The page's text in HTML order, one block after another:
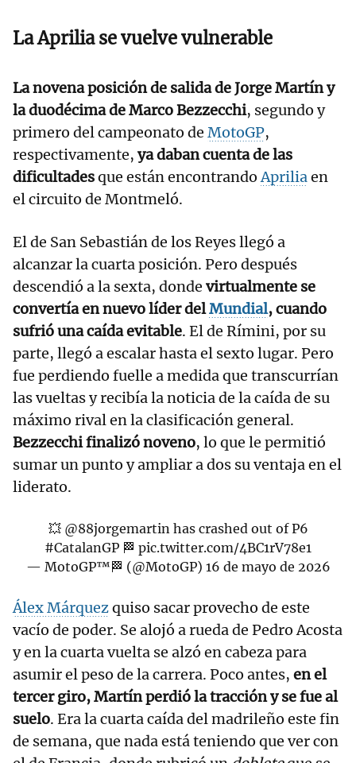
La Aprilia se vuelve vulnerable
La novena posición de salida de Jorge Martín y
la duodécima de Marco Bezzecchi, segundo y
primero del campeonato de MotoGP,
respectivamente, ya daban cuenta de las
dificultadesque están encontrandoApriliaen
el circuito de Montmeló.
El de San Sebastián de los Reyes llegó a
alcanzar la cuarta posición. Pero después
descendió a la sexta, donde virtualmente se
convertía en nuevo líder delMundial, cuando
sufrió una caída evitable. El de Rímini, por su
parte, llegó a escalar hasta el sexto lugar. Pero
fue perdiendo fuelle a medida que transcurrían
las vueltas y recibía la noticia de la caída de su
máximo rival en la clasificación general.
Bezzecchi finalizó noveno, lo que le permitió
sumar un punto y ampliar a dos su ventaja en el
liderato.
💥 @88jorgemartinhas crashed out of P6
#CatalanGP 🏁 pic.twitter.com/4BC1rV78e1
— MotoGP™🏁 (@MotoGP) 16 de mayo de 2026
Álex Márquezquiso sacar provecho de este
vacío de poder. Se alojó a rueda de Pedro Acosta
y en la cuarta vuelta se alzó en cabeza para
asumir el peso de la carrera. Poco antes, en el
tercer giro, Martín perdió la tracción y se fue al
suelo. Era la cuarta caída del madrileño este fin
de semana, que nada está teniendo que ver con